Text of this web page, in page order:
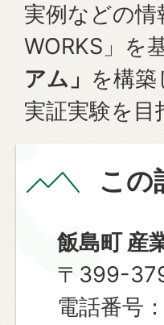
実例などの
WORKS」を
アム」 を構
実証実験を目
この
飯島町 産
〒399-
電話番号